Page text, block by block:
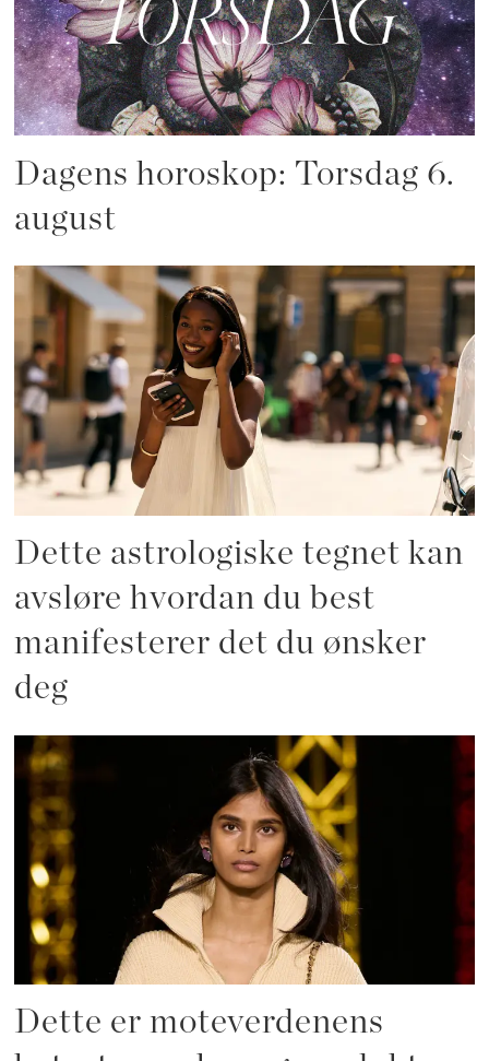
Dagens horoskop: Torsdag 6.
august
Dette astrologiske tegnet kan
avsløre hvordan du best
manifesterer det du ønsker
deg
Dette er moteverdenens